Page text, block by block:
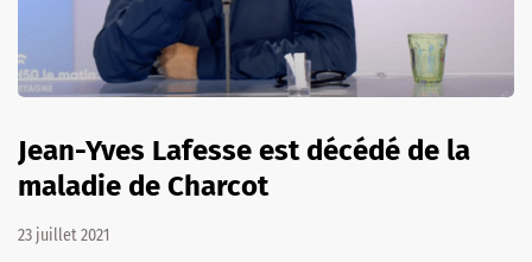
Jean-Yves Lafesse est décédé de la
maladie de Charcot
23 juillet 2021